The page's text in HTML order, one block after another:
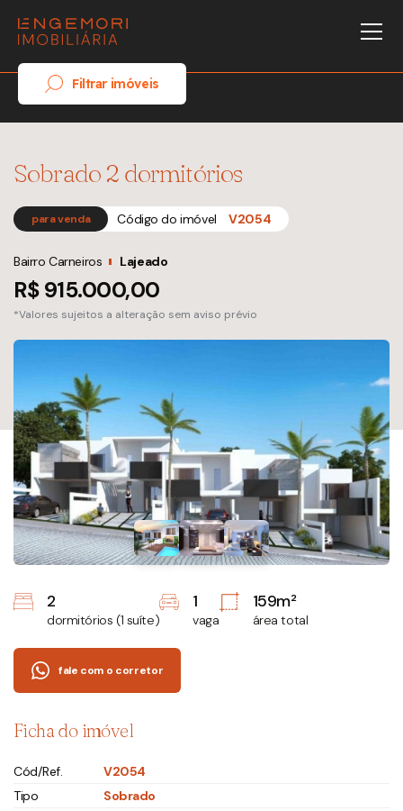
Filtrar imóveis
Sobrado 2 dormitórios
para venda Código do imóvel V2054
Bairro Carneiros Lajeado
R$ 915.000,00
*Valores sujeitos a alteração sem aviso prévio
2
dormitórios (1 suíte)
1
vaga
159m²
área total
fale com o corretor
Ficha do imóvel
Cód/Ref.
V2054
Tipo
Sobrado